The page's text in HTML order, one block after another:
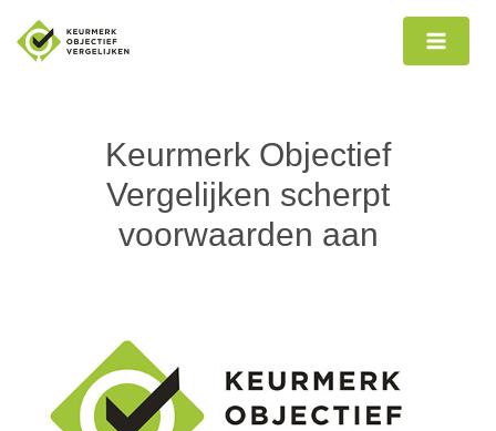
naar
Keurmerk Objectief
Vergelijken scherpt
voorwaarden aan